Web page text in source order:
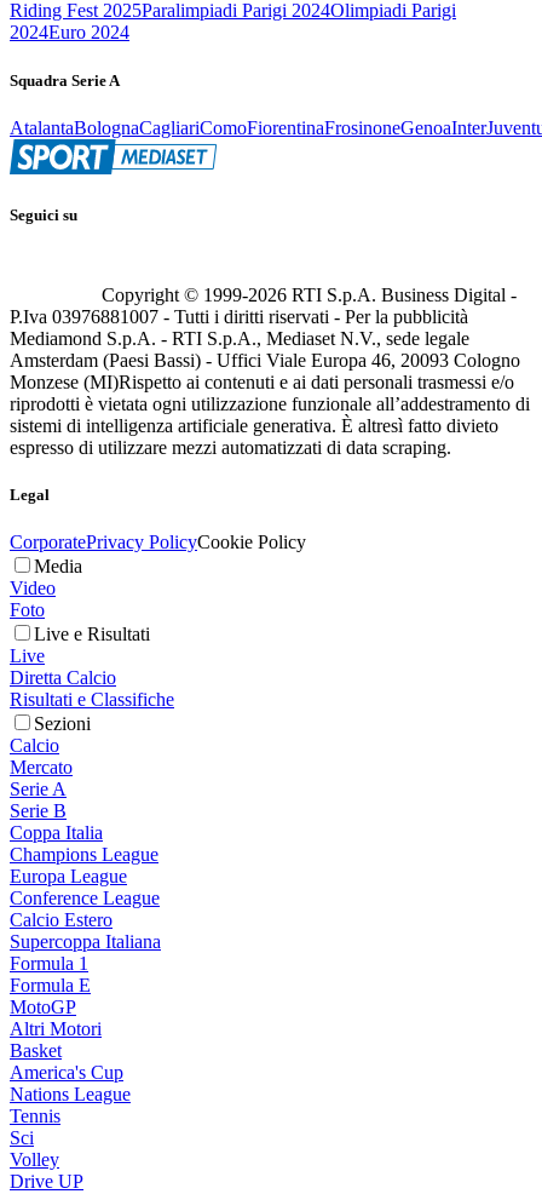
Riding Fest 2025Paralimpiadi Parigi 2024Olimpiadi Parigi
2024Euro 2024
Squadra Serie A
AtalantaBolognaCagliariComoFiorentinaFrosinoneGenoaInter
Seguici su
Copyright © 1999-2026 RTI S.p.A. Business Digital -
P.Iva 03976881007 - Tutti i diritti riservati - Per la pubblicità
Mediamond S.p.A. - RTI S.p.A., Mediaset N.V., sede legale
Amsterdam (Paesi Bassi) - Uffici Viale Europa 46, 20093 Cologno
Monzese (MI)Rispetto ai contenuti e ai dati personali trasmessi e/o
riprodotti è vietata ogni utilizzazione funzionale all’addestramento di
sistemi di intelligenza artificiale generativa. È altresì fatto divieto
espresso di utilizzare mezzi automatizzati di data scraping.
Legal
CorporatePrivacy PolicyCookie Policy
Media
Video
Foto
Live e Risultati
Live
Diretta Calcio
Risultati e Classifiche
Sezioni
Calcio
Mercato
Serie A
Serie B
Coppa Italia
Champions League
Europa League
Conference League
Calcio Estero
Supercoppa Italiana
Formula 1
Formula E
MotoGP
Altri Motori
Basket
America's Cup
Nations League
Tennis
Sci
Volley
Drive UP